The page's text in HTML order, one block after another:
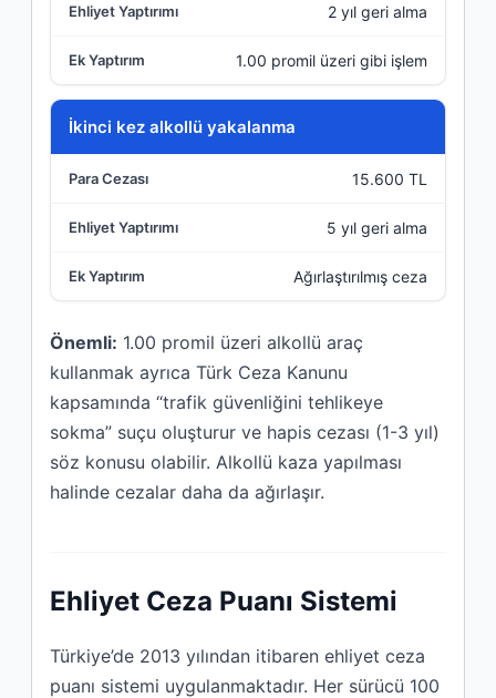
2 yıl geri alma
1.00 promil üzeri gibi işlem
İkinci kez alkollü yakalanma
15.600 TL
5 yıl geri alma
Ağırlaştırılmış ceza
Önemli: 1.00 promil üzeri alkollü araç
kullanmak ayrıca Türk Ceza Kanunu
kapsamında “trafik güvenliğini tehlikeye
sokma” suçu oluşturur ve hapis cezası (1-3 yıl)
söz konusu olabilir. Alkollü kaza yapılması
halinde cezalar daha da ağırlaşır.
Ehliyet Ceza Puanı Sistemi
Türkiye’de 2013 yılından itibaren ehliyet ceza
puanı sistemi uygulanmaktadır. Her sürücü 100